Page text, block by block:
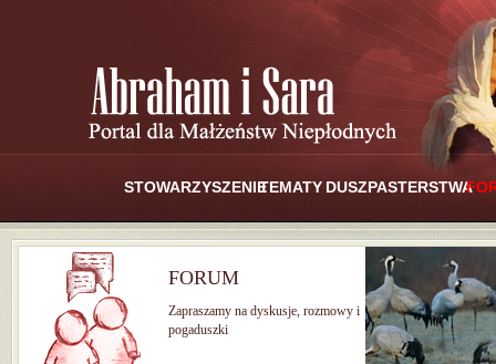
STOWARZYSZENIETEMATY DUSZPASTERSTWA
FORUM
Zapraszamy na dyskusje, rozmowy i
pogaduszki